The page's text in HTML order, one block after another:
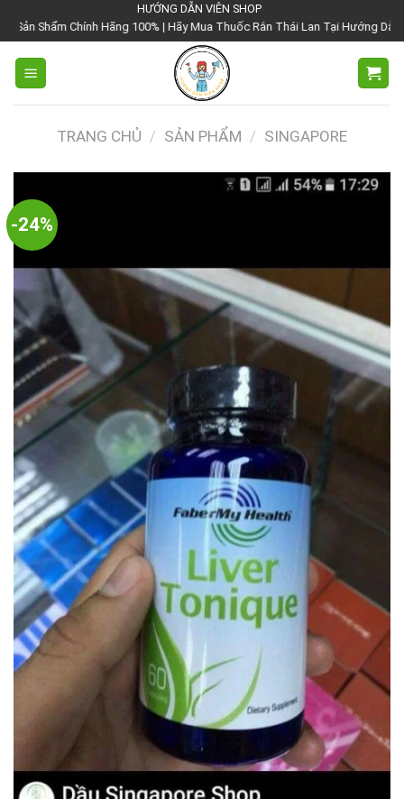
đến
nội
dung
HƯỚNG DẪN VIÊN SHOP
Hãng 100% | Hãy Mua Thuốc Rắn Thái Lan Tại Hướng Dẫn Viên Shop | Với
TRANG CHỦ / SẢN PHẨM / SINGAPORE
-24%